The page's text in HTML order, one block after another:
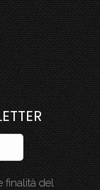
finalità del